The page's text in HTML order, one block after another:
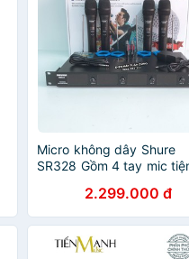
Micro không dây Shure
SR328 Gồm 4 tay mic
2.299.000 đ